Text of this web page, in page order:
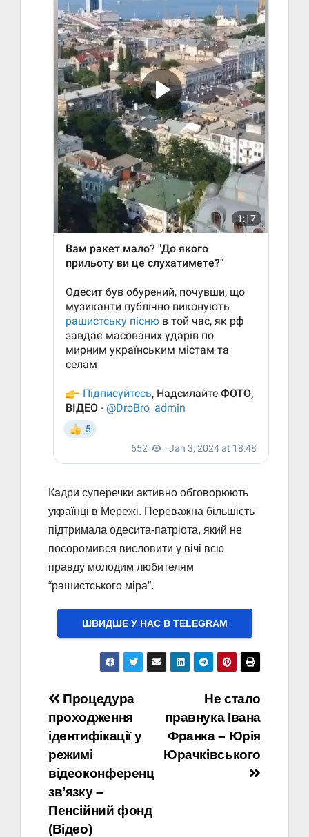
Кадри суперечки активно обговорюють
українці в Мережі. Переважна більшість
підтримала одесита-патріота, який не
посоромився висловити у вічі всю
правду молодим любителям
“рашистського міра”.
ШВИДШЕ У НАС В ТELEGRAM
Навігація
записів
Не стало
правнука Івана
Франка – Юрія
Юрачківського
Процедура
проходження
ідентифікації у
режимі
відеоконференц
зв’язку –
Пенсійний фонд
(Відео)